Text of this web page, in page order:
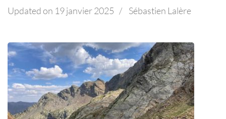
Updated on 19 janvier 2025 / Sébastien Lalère